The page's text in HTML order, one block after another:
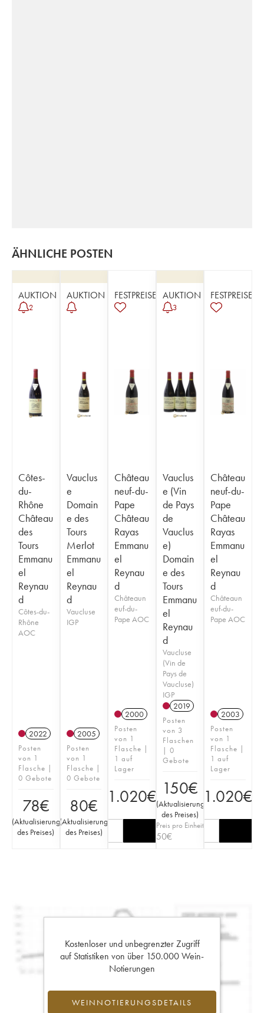
ÄHNLICHE POSTEN
AUKTION
2
Côtes-
du-
Rhône
Château
des
Tours
Emmanu
el
Reynau
d
Côtes-du-
Rhône
AOC
2022
Posten
von 1
Flasche |
0 Gebote
78€
(Aktualisierung
des Preises)
AUKTION
Vauclus
e
Domain
e des
Tours
Merlot
Emmanu
el
Reynau
d
Vaucluse
IGP
2005
Posten
von 1
Flasche |
0 Gebote
80€
(Aktualisierung
des Preises)
FESTPREISE
Château
neuf-du-
Pape
Château
Rayas
Emmanu
el
Reynau
d
Châteaun
euf-du-
Pape AOC
2000
Posten
von 1
Flasche |
1 auf
Lager
1.020€
AUKTION
3
Vauclus
e (Vin
de Pays
de
Vauclus
e)
Domain
e des
Tours
Emmanu
el
Reynau
d
Vaucluse
(Vin de
Pays de
Vaucluse)
IGP
2019
Posten
von 3
Flaschen
| 0
Gebote
150€
(Aktualisierung
des Preises)
Preis pro Einheit
50€
FESTPREISE
Château
neuf-du-
Pape
Château
Rayas
Emmanu
el
Reynau
d
Châteaun
euf-du-
Pape AOC
2003
Posten
von 1
Flasche |
1 auf
Lager
1.020€
Kostenloser und unbegrenzter Zugriff
auf Statistiken von über 150.000 Wein-
Notierungen
WEINNOTIERUNGSDETAILS